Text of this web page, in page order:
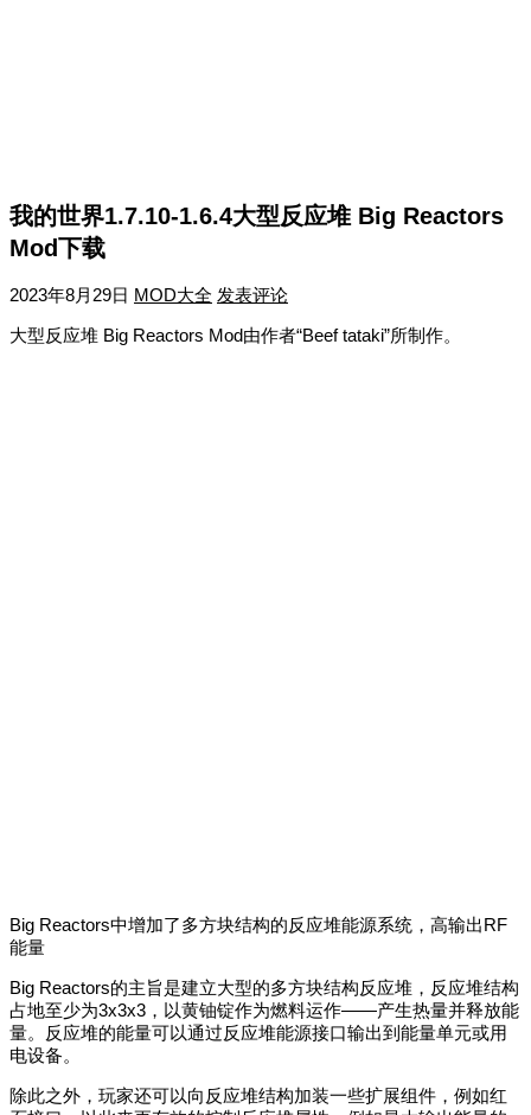
我的世界1.7.10-1.6.4大型反应堆 Big Reactors
Mod下载
2023年8月29日 MOD大全 发表评论
大型反应堆 Big Reactors Mod由作者“Beef tataki”所制作。
Big Reactors中增加了多方块结构的反应堆能源系统，高输出RF
能量
Big Reactors的主旨是建立大型的多方块结构反应堆，反应堆结构
占地至少为3x3x3，以黄铀锭作为燃料运作——产生热量并释放能
量。反应堆的能量可以通过反应堆能源接口输出到能量单元或用
电设备。
除此之外，玩家还可以向反应堆结构加装一些扩展组件，例如红